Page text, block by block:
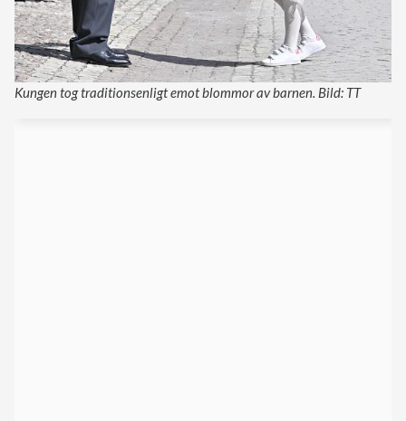
Kungen tog traditionsenligt emot blommor av barnen. Bild: TT